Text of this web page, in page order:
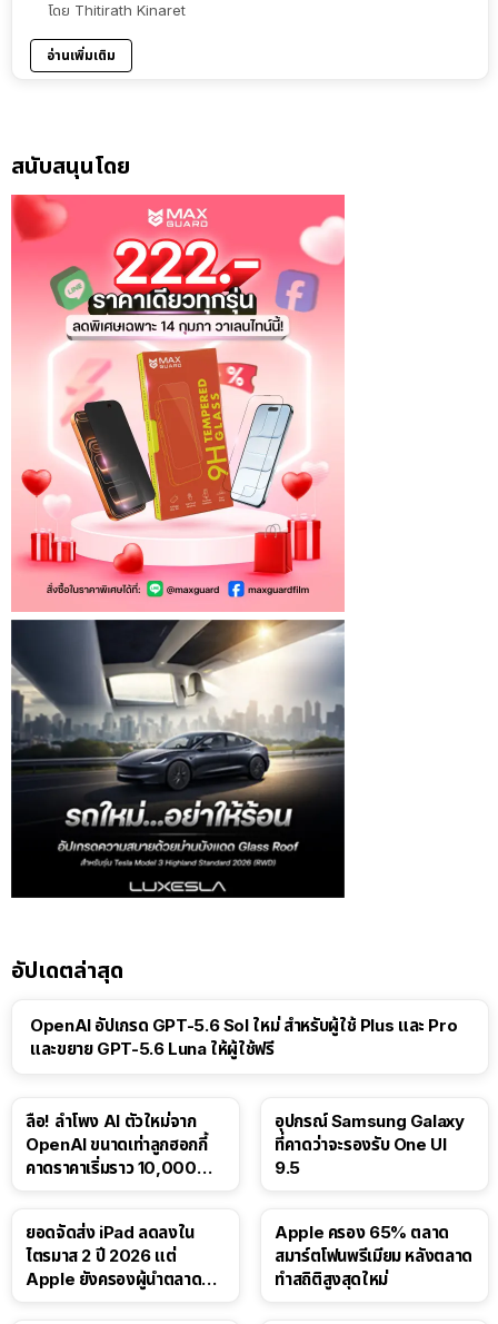
โดย Thitirath Kinaret
อ่านเพิ่มเติม
สนับสนุนโดย
อัปเดตล่าสุด
OpenAI อัปเกรด GPT-5.6 Sol ใหม่ สำหรับผู้ใช้ Plus และ Pro
และขยาย GPT-5.6 Luna ให้ผู้ใช้ฟรี
ลือ! ลำโพง AI ตัวใหม่จาก
OpenAI ขนาดเท่าลูกฮอกกี้
คาดราคาเริ่มราว 10,000
อุปกรณ์ Samsung Galaxy
ที่คาดว่าจะรองรับ One UI
9.5
ยอดจัดส่ง iPad ลดลงใน
ไตรมาส 2 ปี 2026 แต่
Apple ยังครองผู้นำตลาด
Apple ครอง 65% ตลาด
สมาร์ตโฟนพรีเมียม หลังตลาด
ทำสถิติสูงสุดใหม่